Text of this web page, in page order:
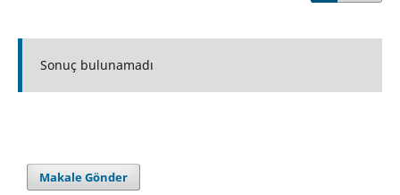
Sonuç bulunamadı
Makale Gönder